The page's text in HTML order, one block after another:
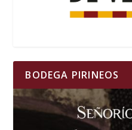
BODEGA PIRINEOS